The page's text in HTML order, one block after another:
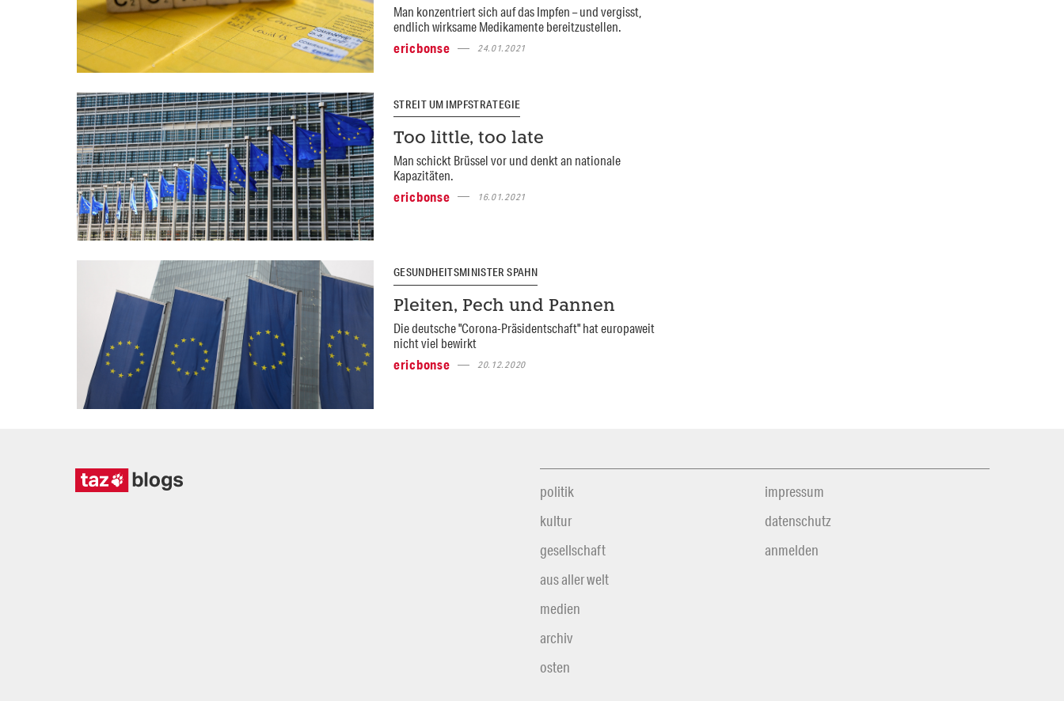
Man konzentriert sich auf das Impfen – und vergisst,
endlich wirksame Medikamente bereitzustellen.
ericbonse
24.01.2021
STREIT UM IMPFSTRATEGIE
Too little, too late
Man schickt Brüssel vor und denkt an nationale
Kapazitäten.
ericbonse
16.01.2021
GESUNDHEITSMINISTER SPAHN
Pleiten, Pech und Pannen
Die deutsche "Corona-Präsidentschaft" hat europaweit
nicht viel bewirkt
ericbonse
20.12.2020
politik
kultur
gesellschaft
aus aller welt
medien
archiv
osten
impressum
datenschutz
anmelden